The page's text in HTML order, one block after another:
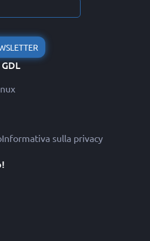
Informativa sulla privacy